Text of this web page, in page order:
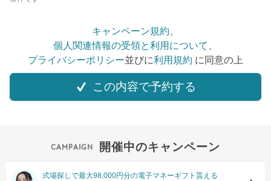
キャンペーン規約
個人関連情報の受領と利用について
プライバシーポリシー並びに利用規約 に同意の上
この内容で予約する
開催中のキャンペーン
式場探しで最大98,000円分の電子マネーギフト貰える